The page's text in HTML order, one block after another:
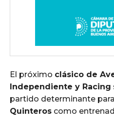
El próximo clásico de
Independiente y Racing
partido determinante
Quinteros como